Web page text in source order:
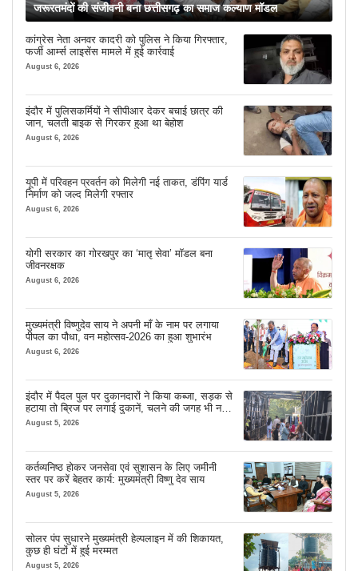
जरूरतमंदों की संजीवनी बना छत्तीसगढ़ का समाज कल्याण मॉडल
कांग्रेस नेता अनवर कादरी को पुलिस ने किया गिरफ्तार,
फर्जी आर्म्स लाइसेंस मामले में हुई कार्रवाई
August 6, 2026
इंदौर में पुलिसकर्मियों ने सीपीआर देकर बचाई छात्र की
जान, चलती बाइक से गिरकर हुआ था बेहोश
August 6, 2026
यूपी में परिवहन प्रवर्तन को मिलेगी नई ताकत, डंपिंग यार्ड
निर्माण को जल्द मिलेगी रफ्तार
August 6, 2026
योगी सरकार का गोरखपुर का ‘मातृ सेवा’ मॉडल बना
जीवनरक्षक
August 6, 2026
मुख्यमंत्री विष्णुदेव साय ने अपनी माँ के नाम पर लगाया
पीपल का पौधा, वन महोत्सव-2026 का हुआ शुभारंभ
August 6, 2026
इंदौर में पैदल पुल पर दुकानदारों ने किया कब्जा, सड़क से
हटाया तो ब्रिज पर लगाई दुकानें, चलने की जगह भी नहीं
मिल रही
August 5, 2026
कर्तव्यनिष्ठ होकर जनसेवा एवं सुशासन के लिए जमीनी
स्तर पर करें बेहतर कार्य: मुख्यमंत्री विष्णु देव साय
August 5, 2026
सोलर पंप सुधारने मुख्यमंत्री हेल्पलाइन में की शिकायत,
कुछ ही घंटों में हुई मरम्मत
August 5, 2026